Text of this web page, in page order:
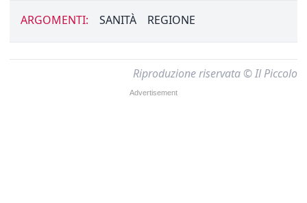
ARGOMENTI: SANITÀ REGIONE
Riproduzione riservata © Il Piccolo